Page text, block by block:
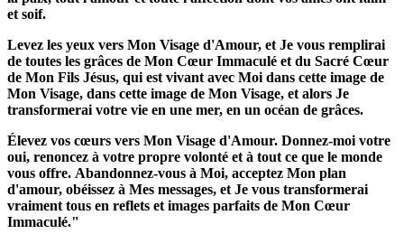
et soif.
Levez les yeux vers Mon Visage d'Amour, et Je vous remplirai
de toutes les grâces de Mon Cœur Immaculé et du Sacré Cœur
de Mon Fils Jésus, qui est vivant avec Moi dans cette image de
Mon Visage, dans cette image de Mon Visage, et alors Je
transformerai votre vie en une mer, en un océan de grâces.
Élevez vos cœurs vers Mon Visage d'Amour. Donnez-moi votre
oui, renoncez à votre propre volonté et à tout ce que le monde
vous offre. Abandonnez-vous à Moi, acceptez Mon plan
d'amour, obéissez à Mes messages, et Je vous transformerai
vraiment tous en reflets et images parfaits de Mon Cœur
Immaculé."